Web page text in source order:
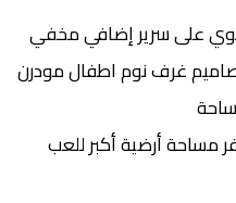
على سرير إضافي مخفي
غرف نوم اطفال مودرن
مساحة أرضية أكبر للعب